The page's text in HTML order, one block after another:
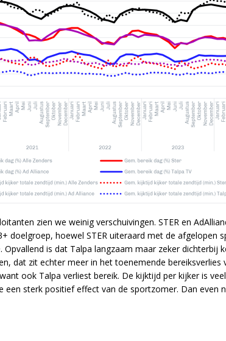
zien we weinig verschuivingen. STER en
doelgroep, hoewel STER uiteraard met de afgelopen
Opvallend is dat Talpa langzaam maar zeker dichterbij
dat zit echter meer in het toenemende bereiksverlies
ook Talpa verliest bereik. De kijktijd per kijker is
een sterk positief effect van de sportzomer. Dan even